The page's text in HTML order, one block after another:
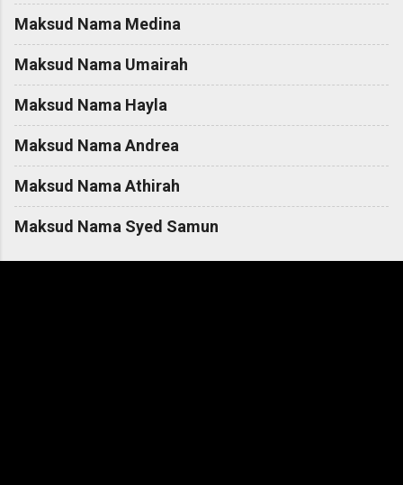
Maksud Nama Medina
Maksud Nama Umairah
Maksud Nama Hayla
Maksud Nama Andrea
Maksud Nama Athirah
Maksud Nama Syed Samun